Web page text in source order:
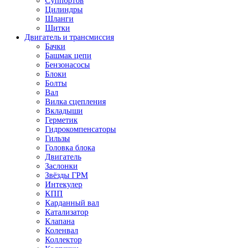
Цилиндры
Шланги
Щитки
Двигатель и трансмиссия
Бачки
Башмак цепи
Бензонасосы
Блоки
Болты
Вал
Вилка сцепления
Вкладыши
Герметик
Гидрокомпенсаторы
Гильзы
Головка блока
Двигатель
Заслонки
Звёзды ГРМ
Интекулер
КПП
Карданный вал
Катализатор
Клапана
Коленвал
Коллектор